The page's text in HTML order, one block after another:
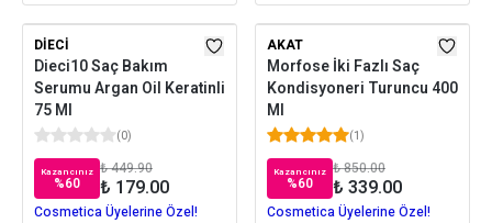
DIECI
Dieci10 Saç Bakım
Serumu Argan Oil Keratinli
75 Ml
(0)
Kazancınız
%60
₺ 449.90
₺ 179.00
Cosmetica Üyelerine Özel!
AKAT
Morfose İki Fazlı Saç
Kondisyoneri Turuncu 400
Ml
(1)
Kazancınız
%60
₺ 850.00
₺ 339.00
Cosmetica Üyelerine Özel!